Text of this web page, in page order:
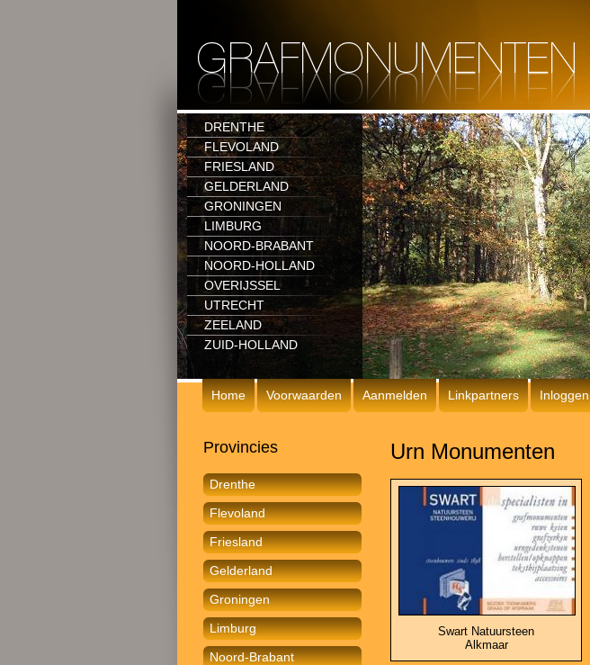
DRENTHE
FLEVOLAND
FRIESLAND
GELDERLAND
GRONINGEN
LIMBURG
NOORD-BRABANT
NOORD-HOLLAND
OVERIJSSEL
UTRECHT
ZEELAND
ZUID-HOLLAND
Home Voorwaarden Aanmelden Linkpartners Inloggen
Provincies
Drenthe
Flevoland
Friesland
Gelderland
Groningen
Limburg
Noord-Brabant
Urn Monumenten
Swart Natuursteen
Alkmaar